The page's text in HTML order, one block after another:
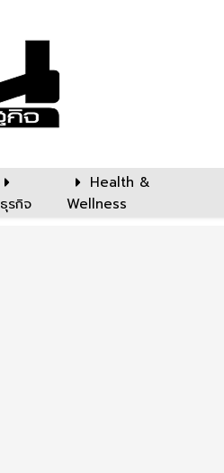
ธุรกิจ
Health &
Wellness